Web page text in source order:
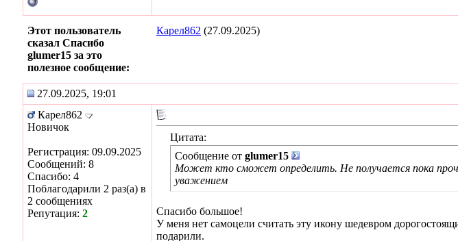
Этот пользователь
сказал Спасибо
glumer15 за это
полезное сообщение:
Карел862 (27.09.2025)
27.09.2025, 19:01
Карел862
Новичок
Регистрация: 09.09.2025
Сообщений: 8
Спасибо: 4
Поблагодарили 2 раз(а) в
2 сообщениях
Репутация: 2
Цитата:
Сообщение от glumer15
Может кто сможет определить. Не получается пока
уважением
Спасибо большое!
У меня нет самоцели считать эту икону шедевром
подарили.